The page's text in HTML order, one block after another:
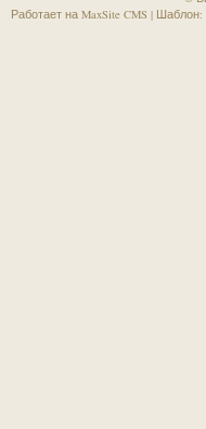
Работает на MaxSite CMS |